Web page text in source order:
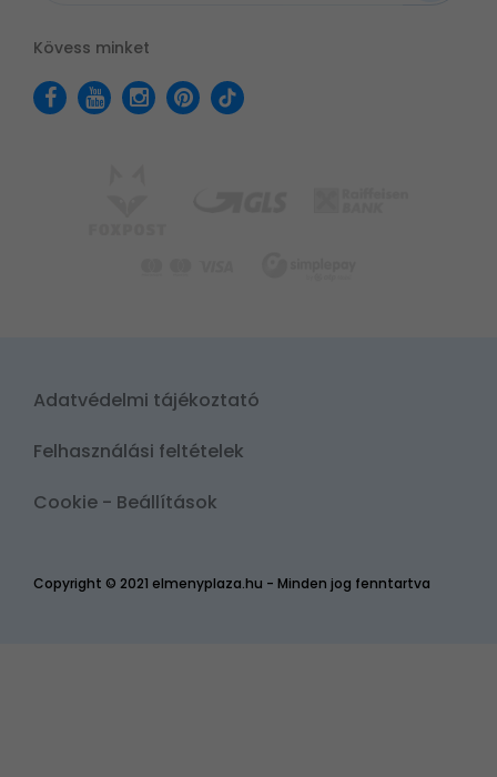
Kövess minket
Copyright © 2021 elmenyplaza.hu - Minden jog fenntartva
Adatvédelmi tájékoztató
Felhasználási feltételek
Cookie - Beállítások